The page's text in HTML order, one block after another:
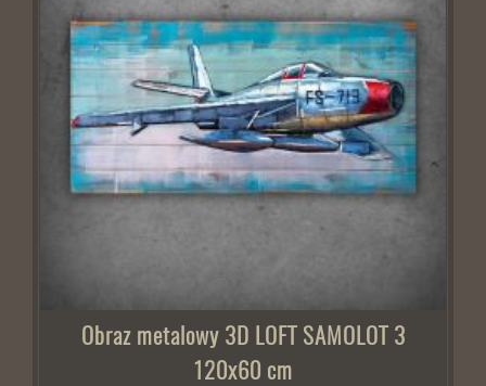
Obraz metalowy 3D LOFT SAMOLOT 3
120x60 cm